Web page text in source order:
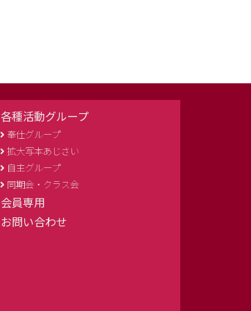
各種活動グループ
奉仕グループ
拡大写本あじさい
自主グループ
同期会・クラス会
会員専用
お問い合わせ